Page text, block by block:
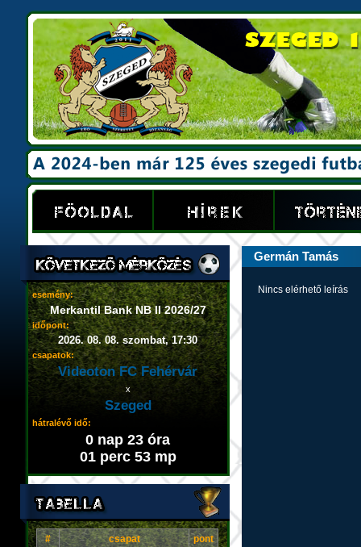
esemény:
Merkantil Bank NB II 2026/27
időpont:
2026. 08. 08. szombat, 17:30
csapatok:
Videoton FC Fehérvár
x
Szeged
hátralévő idő:
0 nap 23 óra
01 perc 53 mp
# csapat
pont
Germán Tamás
Nincs elérhető leírás